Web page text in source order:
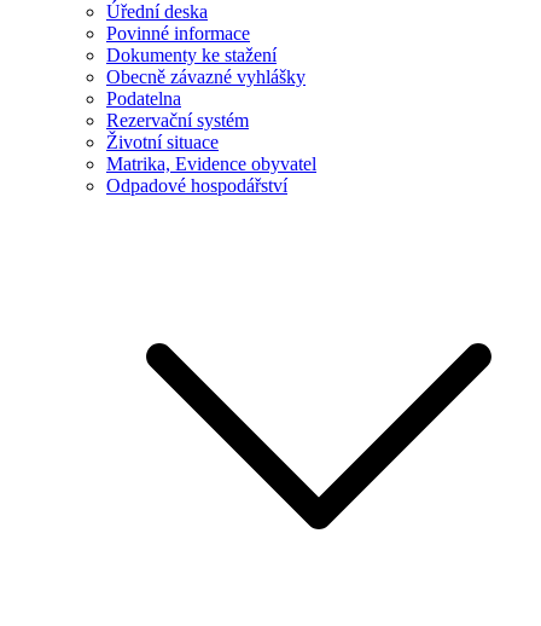
Úřední deska
Povinné informace
Dokumenty ke stažení
Obecně závazné vyhlášky
Podatelna
Rezervační systém
Životní situace
Matrika, Evidence obyvatel
Odpadové hospodářství